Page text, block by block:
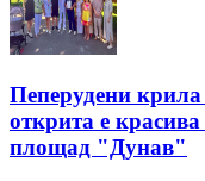
Пеперудени
открита е
площад "Дунав"